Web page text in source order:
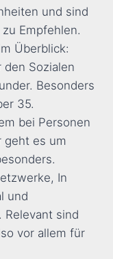
und sind
Empfehlen.
Überblick:
den Sozialen
Besonders
35.
bei Personen
geht es um
In
und
Relevant sind
vor allem für